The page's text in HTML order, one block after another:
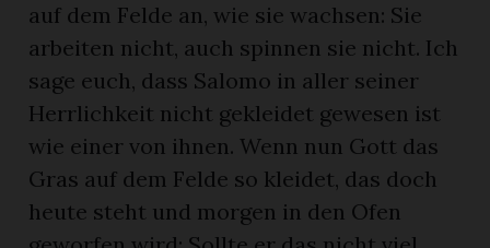
auf dem Felde an, wie sie wachsen: Sie
arbeiten nicht, auch spinnen sie nicht. Ich
sage euch, dass Salomo in aller seiner
Herrlichkeit nicht gekleidet gewesen ist
wie einer von ihnen. Wenn nun Gott das
Gras auf dem Felde so kleidet, das doch
heute steht und morgen in den Ofen